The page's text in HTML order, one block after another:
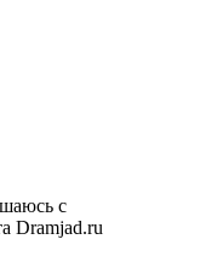
с
Dramjad.ru